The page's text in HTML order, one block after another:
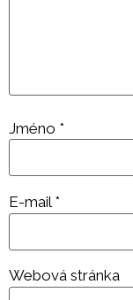
Jméno *
E-mail *
Webová stránka